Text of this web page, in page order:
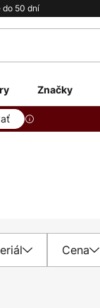
do 50 dní
Značky
Cena